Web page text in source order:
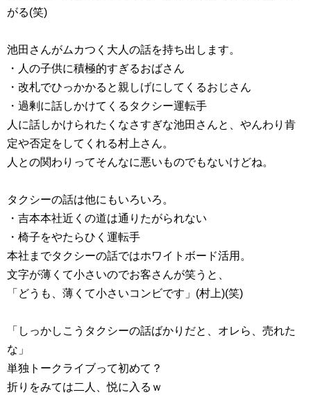
がる(笑)
池田さんがムカつく大人の話を持ち出します。
・人の子供に積極的すぎるおばさん
・改札でひっかかると親しげにしてくるおじさん
・過剰に話しかけてくるタクシー運転手
人に話しかけられたくなさすぎな池田さんと、やんわり肯
定や否定をしてくれる村上さん。
人との関わりってそんなに悪いものでもないけどね。
タクシーの話は他にもいろいろ。
・吉本本社近くの道は通りたがられない
・椅子をやたらひく運転手
本社までタクシーの話ではホワイトボード活用。
文字が薄くて小さいのでお客さんが笑うと、
「どうも、薄くて小さいコンビです」(村上)(笑)
「しっかしこうタクシーの話ばかりだと、オレら、売れた
な」
単独トークライブって初めて？
折りをみては二人、悦に入るｗ